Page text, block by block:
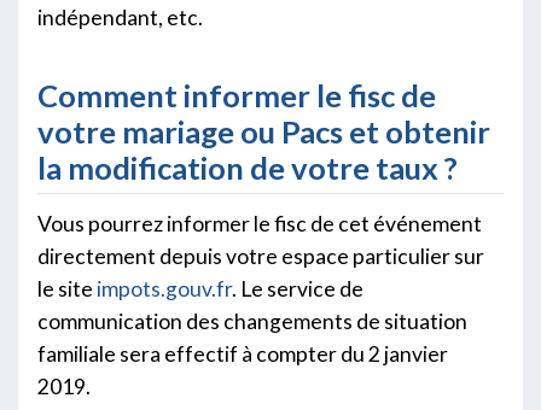
indépendant, etc.
Comment informer le fisc de
votre mariage ou Pacs et obtenir
la modification de votre taux ?
Vous pourrez informer le fisc de cet événement
directement depuis votre espace particulier sur
le site impots.gouv.fr. Le service de
communication des changements de situation
familiale sera effectif à compter du 2 janvier
2019.